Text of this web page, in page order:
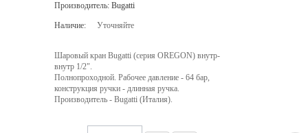
Производитель: Bugatti
Наличие: Уточняйте
Шаровый кран Bugatti (серия OREGON) внутр-
внутр 1/2".
Полнопроходной. Рабочее давление - 64 бар,
конструкция ручки - длинная ручка.
Производитель - Bugatti (Италия).